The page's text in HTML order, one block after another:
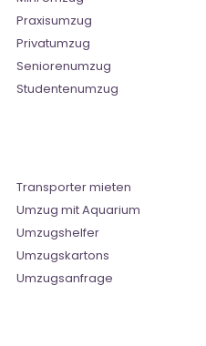
Praxisumzug
Privatumzug
Seniorenumzug
Studentenumzug
Transporter mieten
Umzug mit Aquarium
Umzugshelfer
Umzugskartons
Umzugsanfrage